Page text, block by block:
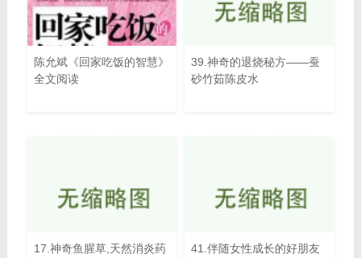
陈允斌《回家吃饭的智慧》
全文阅读
39.神奇的退烧秘方——蚕
砂竹茹陈皮水
17.神奇鱼腥草,天然消炎药
41.伴随女性成长的好朋友